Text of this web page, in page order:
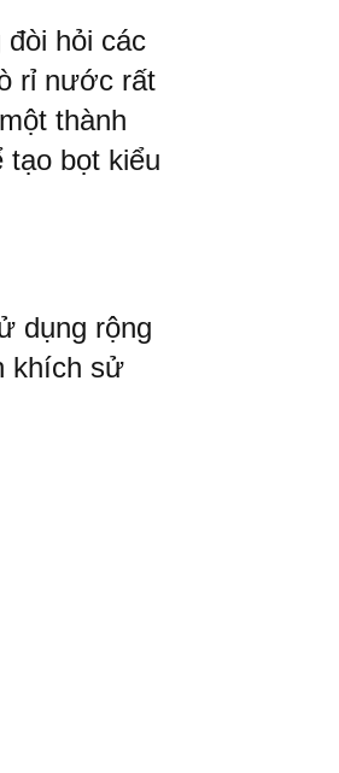
hỏi các
rỉ nước rất
thành
bọt kiểu
dụng rộng
khích sử